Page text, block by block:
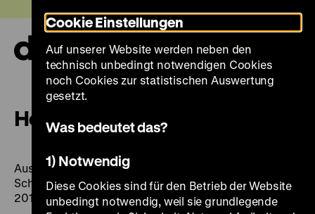
zum
Seiteninhalt
springen
Homosexualität_en
Ausstellung, Deutsches Historisches Museum /
Schwules Museum*, Berlin, 26. Juni bis 1. Dezember
2015
Cookie Einstellungen
Auf unserer Website werden neben den
technisch unbedingt notwendigen Cookies
noch Cookies zur statistischen Auswertung
gesetzt.
Was bedeutet das?
1) Notwendig
Diese Cookies sind für den Betrieb der Website
unbedingt notwendig, weil sie grundlegende